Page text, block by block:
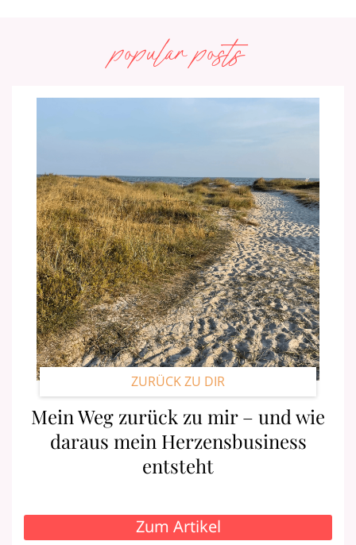
popular posts
ZURÜCK ZU DIR
Mein Weg zurück zu mir – und wie
daraus mein Herzensbusiness
entsteht
Zum Artikel